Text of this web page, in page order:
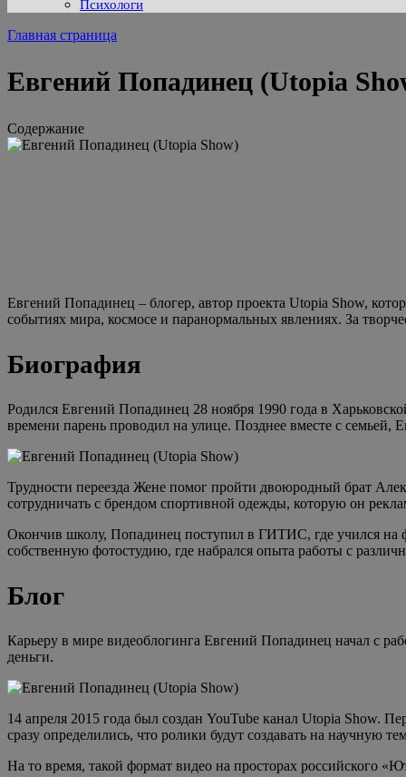
Психологи
Главная страница
Евгений Попадинец (Utopia
Содержание
Евгений Попадинец – блогер, автор проекта Utopia Show,
событиях мира, космосе и паранормальных явлениях. За
Биография
Родился Евгений Попадинец 28 ноября 1990 года в
времени парень проводил на улице. Позднее вместе с семьей,
Трудности переезда Жене помог пройти двоюродный брат
сотрудничать с брендом спортивной одежды, которую он
Окончив школу, Попадинец поступил в ГИТИС, где учился на
собственную фотостудию, где набрался опыта работы с
Блог
Карьеру в мире видеоблогинга Евгений Попадинец начал с
деньги.
14 апреля 2015 года был создан YouTube канал Utopia Show.
сразу определились, что ролики будут создавать на научную
На то время, такой формат видео на просторах российского